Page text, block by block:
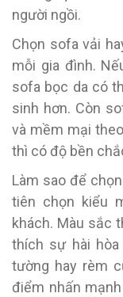
người ngồi.
Chọn sofa vải
mỗi gia đình.
sofa bọc da có
sinh hơn. Còn
và mềm mại
thì có độ bền
Làm sao để
tiên chọn kiểu
khách. Màu sắc
thích sự hài
tường hay rèm
điểm nhấn